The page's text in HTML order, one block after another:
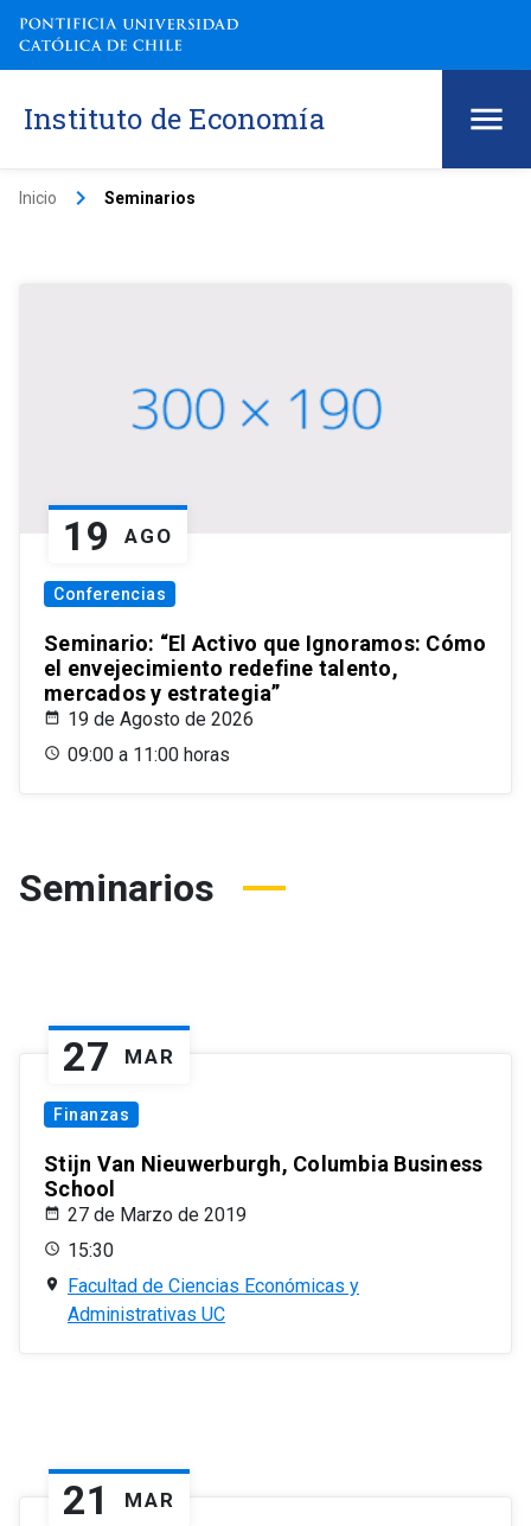
Instituto de Economía
Inicio keyboard_arrow_right Seminarios
19 AGO
Conferencias
Seminario: “El Activo que Ignoramos: Cómo
el envejecimiento redefine talento,
mercados y estrategia”
19 de Agosto de 2026
09:00 a 11:00 horas
Seminarios
27 MAR
Finanzas
Stijn Van Nieuwerburgh, Columbia Business
School
27 de Marzo de 2019
15:30
Facultad de Ciencias Económicas y
Administrativas UC
21 MAR